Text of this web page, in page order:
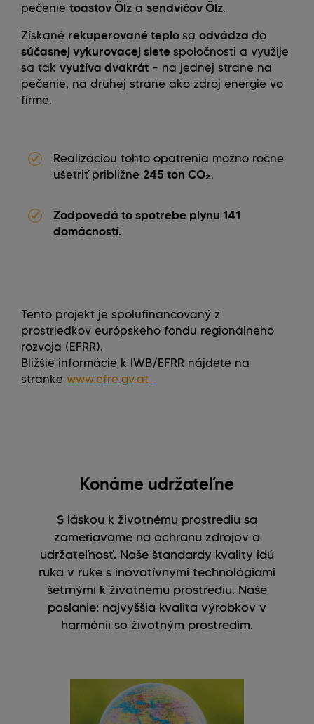
pečenie toastov Ölz a sendvičov Ölz.
Získané rekuperované teplo sa odvádza do
súčasnej vykurovacej siete spoločnosti a využije
sa tak využíva dvakrát – na jednej strane na
pečenie, na druhej strane ako zdroj energie vo
firme.
Realizáciou tohto opatrenia možno ročne
ušetriť približne 245 ton CO₂.
Zodpovedá to spotrebe plynu 141
domácností.
Tento projekt je spolufinancovaný z
prostriedkov európskeho fondu regionálneho
rozvoja (EFRR).
Bližšie informácie k IWB/EFRR nájdete na
stránke www.efre.gv.at
Konáme udržateľne
S láskou k životnému prostrediu sa
zameriavame na ochranu zdrojov a
udržateľnosť. Naše štandardy kvality idú
ruka v ruke s inovatívnymi technológiami
šetrnými k životnému prostrediu. Naše
poslanie: najvyššia kvalita výrobkov v
harmónii so životným prostredím.